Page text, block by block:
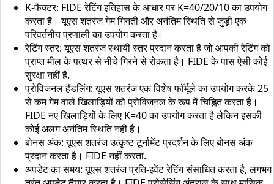
K-फैक्टर: FIDE रेटिंग इतिहास के आधार पर K=40/20/10 का उपयोग
करता है। यूएस शतरंज गेम गिनती और अनंतिम स्थिति से जुड़ी एक
परिवर्तनीय प्रणाली का उपयोग करता है।
रेटिंग स्तर: यूएस शतरंज स्थायी स्तर प्रदान करता है जो आपकी रेटिंग को
प्राप्त मील के पत्थर से नीचे गिरने से रोकता है। FIDE के पास ऐसी कोई
सुरक्षा नहीं है.
प्रोविजनल हैंडलिंग: यूएस शतरंज एक विशेष फॉर्मूले का उपयोग करके 25
से कम गेम वाले खिलाड़ियों को प्रोविजनल के रूप में चिह्नित करता है।
FIDE नए खिलाड़ियों के लिए K=40 का उपयोग करता है लेकिन इसकी
कोई अलग अनंतिम स्थिति नहीं है।
बोनस अंक: यूएस शतरंज उत्कृष्ट टूर्नामेंट प्रदर्शन के लिए बोनस अंक
प्रदान करता है। FIDE नहीं करता.
अपडेट का समय: यूएस शतरंज प्रति-इवेंट रेटिंग संसाधित करता है, लगभग